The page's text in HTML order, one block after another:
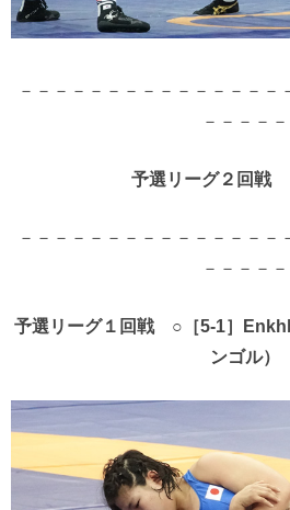
－－－－－－－－－－－－－－－
－－－－－
予選リーグ２回
－－－－－－－－－－－－－－－
－－－－－
予選リーグ１回戦 ○［5-1］
ンゴル）